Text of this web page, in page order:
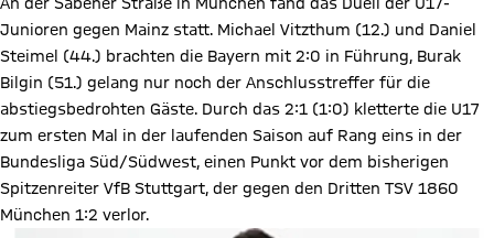
Junioren gegen Mainz statt. Michael Vitzthum (12.) und Daniel
Steimel (44.) brachten die Bayern mit 2:0 in Führung, Burak
Bilgin (51.) gelang nur noch der Anschlusstreffer für die
abstiegsbedrohten Gäste. Durch das 2:1 (1:0) kletterte die U17
zum ersten Mal in der laufenden Saison auf Rang eins in der
Bundesliga Süd/Südwest, einen Punkt vor dem bisherigen
Spitzenreiter VfB Stuttgart, der gegen den Dritten TSV 1860
München 1:2 verlor.